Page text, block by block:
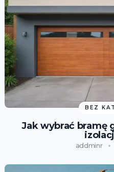
BEZ
Jak wybrać bramę
addminr